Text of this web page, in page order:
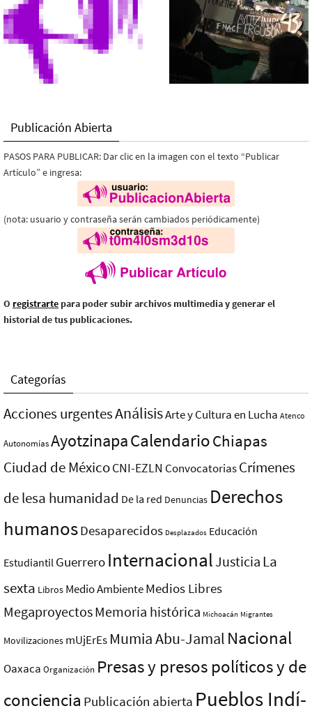
Publicación Abierta
PASOS PARA PUBLICAR: Dar clic en la imagen con el texto “Publicar
Artículo” e ingresa:
(nota: usuario y contraseña serán cambiados periódicamente)
O registrarte para poder subir archivos multimedia y generar el
historial de tus publicaciones.
Categorías
Acciones urgentesAnálisisArte y Cultura en Lucha Atenco
AutonomíasAyotzinapaCalendarioChiapas
Ciudad de MéxicoCNI-EZLN ConvocatoriasCrímenes
de lesa humanidad De la red Denuncias Derechos
humanosDesaparecidos Desplazados Educación
Estudiantil Guerrero InternacionalJusticia La
sexta Libros Medio AmbienteMedios Libres
MegaproyectosMemoria histórica Michoacán Migrantes
Movilizaciones mUjErEs Mumia Abu-Jamal Nacional
Oaxaca Organización Presas y presos polí­ticos y de
conciencia Publicación abierta Pueblos Indí­